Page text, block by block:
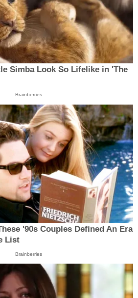
Simba Look So Lifelike in 'The
Brainberries
'90s Couples Defined An Era
List
Brainberries